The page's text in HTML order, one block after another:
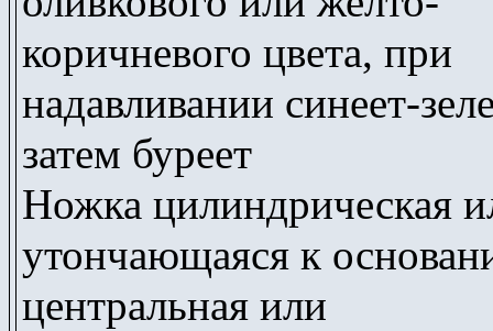
коричневого цвета, при
надавливании синеет-
затем буреет
Ножка цилиндрическая
утончающаяся к
центральная или